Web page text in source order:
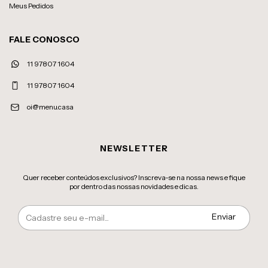
Meus Pedidos
FALE CONOSCO
11 97807 1604
11 97807 1604
oi@menu.casa
NEWSLETTER
Quer receber conteúdos exclusivos? Inscreva-se na nossa news e fique
por dentro das nossas novidades e dicas.